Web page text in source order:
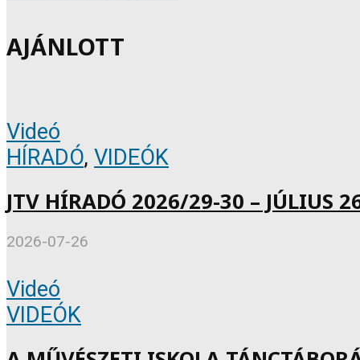
AJÁNLOTT
Videó
HÍRADÓ, VIDEÓK
JTV HÍRADÓ 2026/29-30 – JÚLIUS
2026-07-26
Videó
VIDEÓK